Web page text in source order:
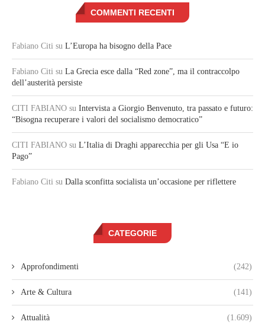
COMMENTI RECENTI
Fabiano Citi su L’Europa ha bisogno della Pace
Fabiano Citi su La Grecia esce dalla “Red zone”, ma il contraccolpo
dell’austerità persiste
CITI FABIANO su Intervista a Giorgio Benvenuto, tra passato e futuro:
“Bisogna recuperare i valori del socialismo democratico”
CITI FABIANO su L’Italia di Draghi apparecchia per gli Usa “E io
Pago”
Fabiano Citi su Dalla sconfitta socialista un’occasione per riflettere
CATEGORIE
Approfondimenti (242)
Arte & Cultura (141)
Attualità (1.609)